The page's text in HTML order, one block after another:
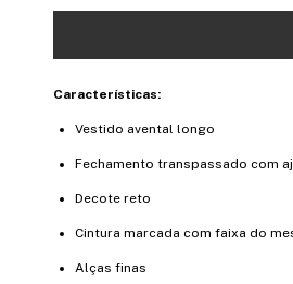
Características:
Vestido avental longo
Fechamento transpassado com
Decote reto
Cintura marcada com faixa do
Alças finas